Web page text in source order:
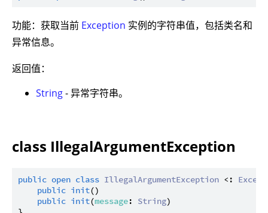
功能：获取当前 Exception 实例的字符串值，包括类名和
异常信息。
返回值：
String- 异常字符串。
class IllegalArgumentException
public open class IllegalArgumentException <:
public init()
public init(message: String)